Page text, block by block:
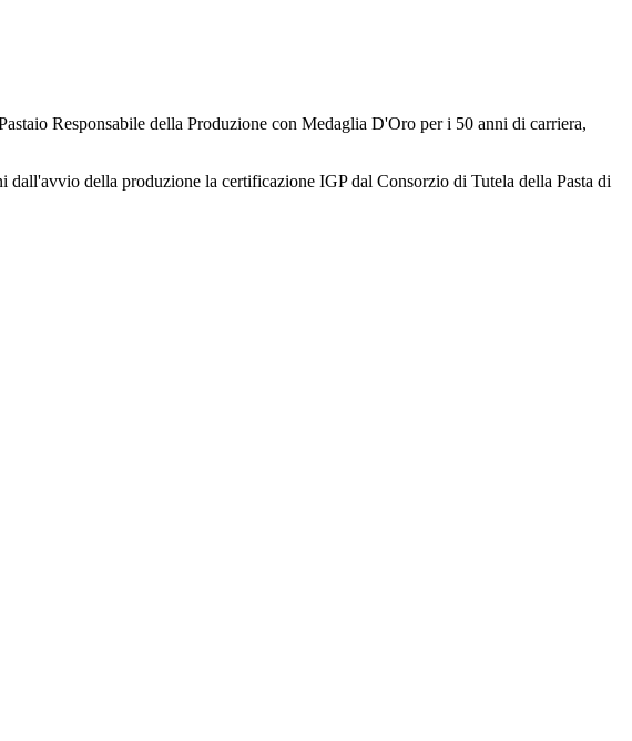
Responsabile della Produzione con Medaglia D'Oro per i 50 anni di carriera,
della produzione la certificazione IGP dal Consorzio di Tutela della Pasta di